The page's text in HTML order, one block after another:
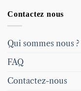
Contactez nous
Qui sommes nous ?
FAQ
Contactez-nous